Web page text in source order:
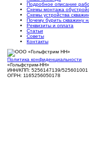
Подробное описание
Схемы монтажа
Схемы устройства
Почему бурить скважину
Реквизиты и оплата
Статьи
Советы
Контакты
Политика конфиденциальности
«Гольфстрим-НН»
ИНН/КПП: 5256147139/525601001
ОГРН: 1165256050178